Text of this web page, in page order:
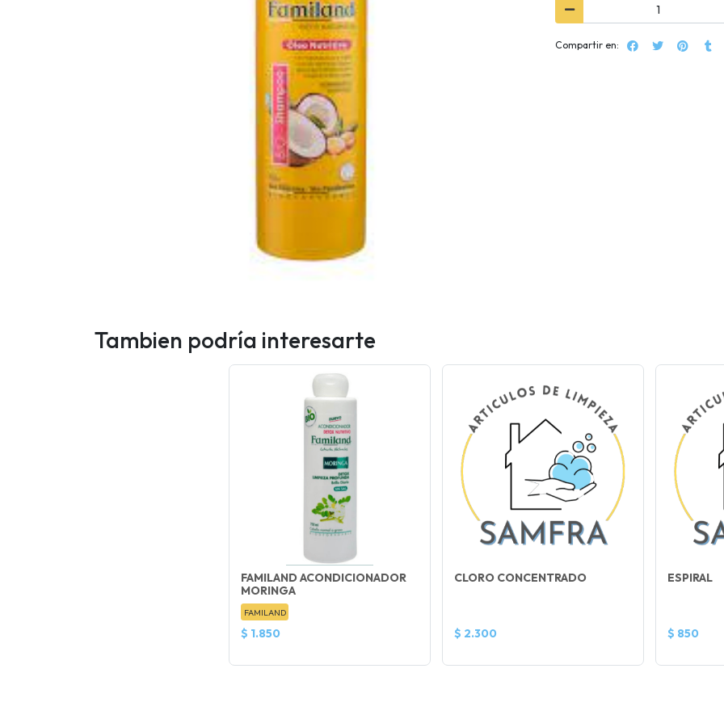
Compartir en:
Tambien podría interesarte
FAMILAND ACONDICIONADOR
MORINGA
FAMILAND
$ 1.850
CLORO CONCENTRADO
$ 2.300
ESPIRAL
$ 850